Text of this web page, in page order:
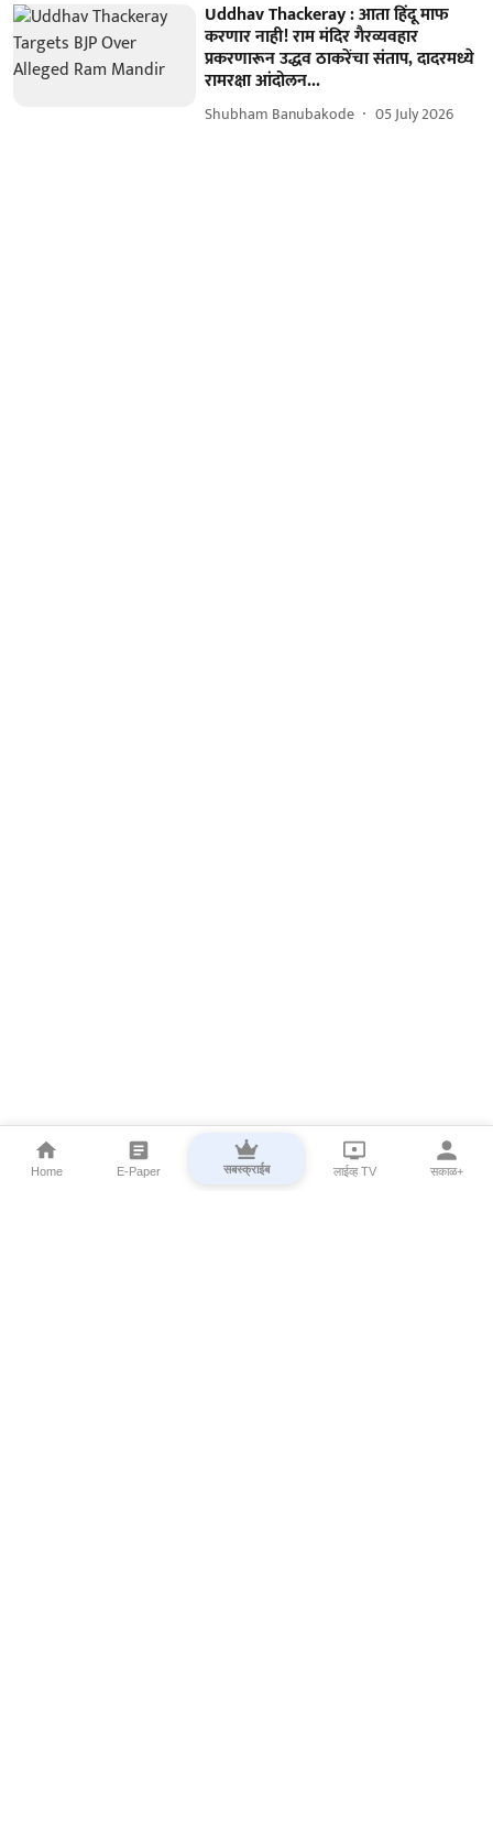
Uddhav Thackeray : आता हिंदू माफ
करणार नाही! राम मंदिर गैरव्यवहार
प्रकरणारून उद्धव ठाकरेंचा संताप, दादरमध्ये
रामरक्षा आंदोलन...
Shubham Banubakode 05 July 2026
Home E-Paper सबस्क्राईब लाईव्ह TV सकाळ+